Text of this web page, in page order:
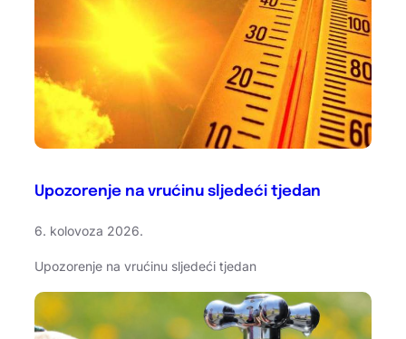
Upozorenje na vrućinu sljedeći tjedan
6. kolovoza 2026.
Upozorenje na vrućinu sljedeći tjedan